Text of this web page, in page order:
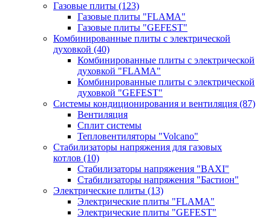
Газовые плиты (123)
Газовые плиты "FLAMA"
Газовые плиты "GEFEST"
Комбинированные плиты с электрической
духовкой (40)
Комбинированные плиты с электрической
духовкой "FLAMA"
Комбинированные плиты с электрической
духовкой "GEFEST"
Системы кондиционирования и вентиляция (87)
Вентиляция
Сплит системы
Тепловентиляторы "Volcano"
Стабилизаторы напряжения для газовых
котлов (10)
Стабилизаторы напряжения "BAXI"
Стабилизаторы напряжения "Бастион"
Электрические плиты (13)
Электрические плиты "FLAMA"
Электрические плиты "GEFEST"